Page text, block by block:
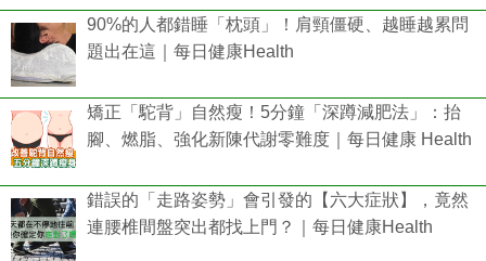
90%的人都錯睡「枕頭」！肩頸僵硬、越睡越累問
題出在這｜每日健康Health
矯正「駝背」自然瘦！5分鐘「深蹲減肥法」：抬
腳、燃脂、強化新陳代謝零難度｜每日健康 Health
錯誤的「走路姿勢」會引發的【六大症狀】，竟然
連腰椎間盤突出都找上門？｜每日健康Health